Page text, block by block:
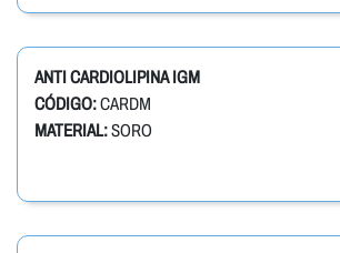
ANTI CARDIOLIPINA IGM
CÓDIGO:CARDM
MATERIAL:SORO